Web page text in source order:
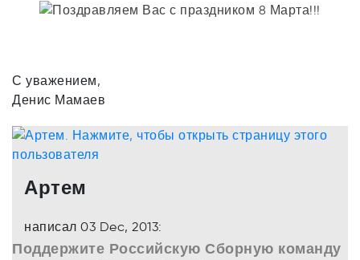
С уважением,
Денис Мамаев
Артем
написал 03 Dec, 2013:
Поддержите Российскую Сборную команду